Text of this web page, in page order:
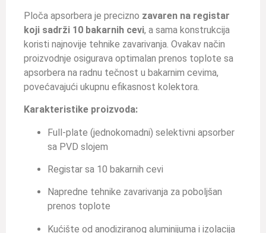
Ploča apsorbera je precizno zavaren na registar
koji sadrži 10 bakarnih cevi, a sama konstrukcija
koristi najnovije tehnike zavarivanja. Ovakav način
proizvodnje osigurava optimalan prenos toplote sa
apsorbera na radnu tečnost u bakarnim cevima,
povećavajući ukupnu efikasnost kolektora.
Karakteristike proizvoda:
Full-plate (jednokomadni) selektivni apsorber
sa PVD slojem
Registar sa 10 bakarnih cevi
Napredne tehnike zavarivanja za poboljšan
prenos toplote
Kućište od anodiziranog aluminijuma i izolacija